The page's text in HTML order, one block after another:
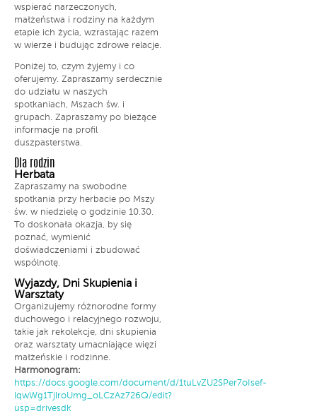
wspierać narzeczonych,
małżeństwa i rodziny na każdym
etapie ich życia, wzrastając razem
w wierze i budując zdrowe relacje.
Poniżej to, czym żyjemy i co
oferujemy. Zapraszamy serdecznie
do udziału w naszych
spotkaniach, Mszach św. i
grupach. Zapraszamy po bieżące
informacje na profil
duszpasterstwa.
Dla rodzin
Herbata
Zapraszamy na swobodne
spotkania przy herbacie po Mszy
św. w niedzielę o godzinie 10.30.
To doskonała okazja, by się
poznać, wymienić
doświadczeniami i zbudować
wspólnotę.
Wyjazdy, Dni Skupienia i
Warsztaty
Organizujemy różnorodne formy
duchowego i relacyjnego rozwoju,
takie jak rekolekcje, dni skupienia
oraz warsztaty umacniające więzi
małżeńskie i rodzinne.
Harmonogram:
https://docs.google.com/document/d/1tuLvZU2SPer7oIsef-
lqwWg1TjlroUmg_oLCzAz726Q/edit?
usp=drivesdk